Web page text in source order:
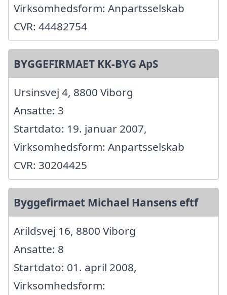
Virksomhedsform: Anpartsselskab
CVR: 44482754
BYGGEFIRMAET KK-BYG ApS
Ursinsvej 4, 8800 Viborg
Ansatte: 3
Startdato: 19. januar 2007,
Virksomhedsform: Anpartsselskab
CVR: 30204425
Byggefirmaet Michael Hansens eftf
Arildsvej 16, 8800 Viborg
Ansatte: 8
Startdato: 01. april 2008,
Virksomhedsform: